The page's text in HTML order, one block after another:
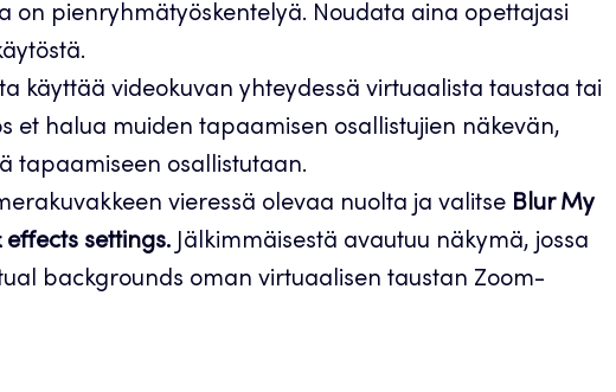
on pienryhmätyöskentelyä. Noudata aina opettajasi
käyttää videokuvan yhteydessä virtuaalista taustaa tai
et halua muiden tapaamisen osallistujien näkevän,
tapaamiseen osallistutaan.
vieressä olevaa nuolta ja valitse Blur My
effects settings. Jälkimmäisestä avautuu näkymä, jossa
backgrounds oman virtuaalisen taustan Zoom-